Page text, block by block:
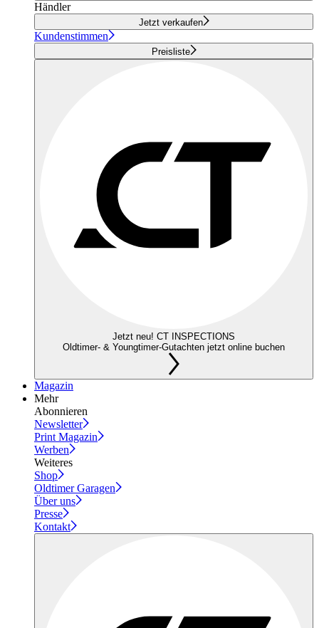
Händler
Jetzt verkaufen
Kundenstimmen
Preisliste
Jetzt neu! CT INSPECTIONS
Oldtimer- & Youngtimer-Gutachten jetzt online buchen
Magazin
Mehr
Abonnieren
Newsletter
Print Magazin
Werben
Weiteres
Shop
Oldtimer Garagen
Über uns
Presse
Kontakt